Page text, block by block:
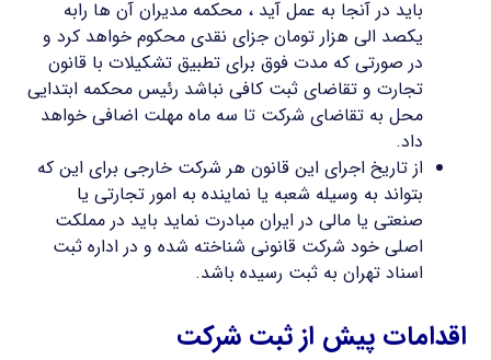
باید در آنجا به عمل آید ، محکمه مدیران آن ها رابه
یکصد الی هزار تومان جزای نقدی محکوم خواهد کرد و
در صورتی که مدت فوق برای تطبیق تشکیلات با قانون
تجارت و تقاضای ثبت کافی نباشد رئیس محکمه ابتدایی
محل به تقاضای شرکت تا سه ماه مهلت اضافی خواهد
داد.
از تاریخ اجرای این قانون هر شرکت خارجی برای این که
بتواند به وسیله شعبه یا نماینده به امور تجارتی یا
صنعتی یا مالی در ایران مبادرت نماید باید در مملکت
اصلی خود شرکت قانونی شناخته شده و در اداره ثبت
اسناد تهران به ثبت رسیده باشد.
اقدامات پیش از ثبت شرکت